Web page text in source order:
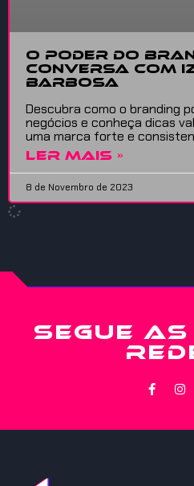
O Poder do
Conversa com
Barbosa
Descubra como o branding
negócios e conheça dicas
uma marca forte e
LER MAIS »
8 de Novembro de 2023
SEGUE